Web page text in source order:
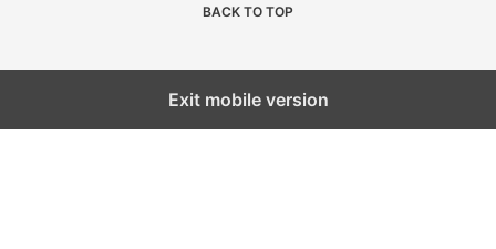
BACK TO TOP
Exit mobile version